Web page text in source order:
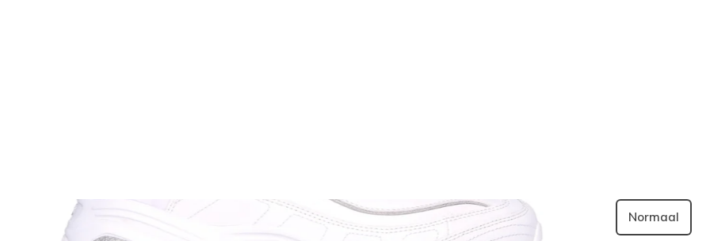
Normaal